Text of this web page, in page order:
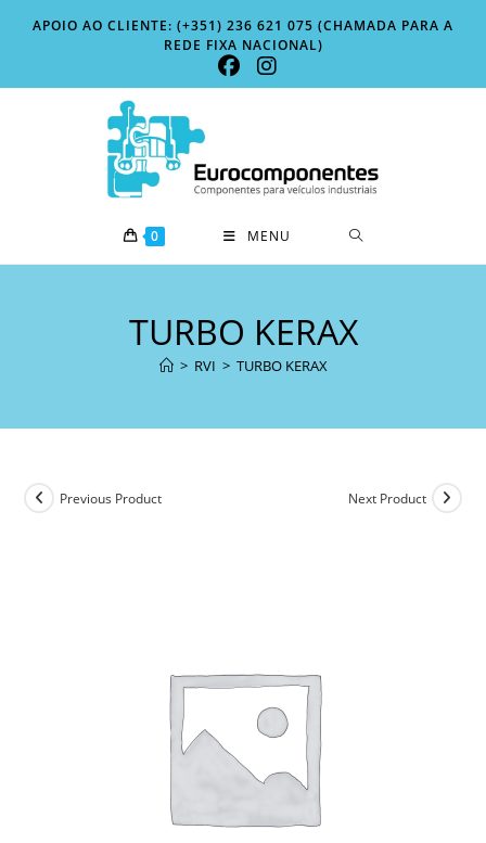
APOIO AO CLIENTE: (+351) 236 621 075 (CHAMADA PARA A
REDE FIXA NACIONAL)
0 MENU
TURBO KERAX
> RVI > TURBO KERAX
Previous Product Next Product